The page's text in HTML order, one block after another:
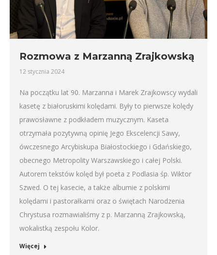
Rozmowa z Marzanną Zrajkowską
12 stycznia 2024
Na początku lat 90. Marzanna i Marek Zrajkowscy wydali
kasetę z białoruskimi kolędami. Były to pierwsze kolędy
prawosławne z podkładem muzycznym. Kaseta
otrzymała pozytywną opinię Jego Ekscelencji Sawy,
ówczesnego Arcybiskupa Białostockiego i Gdańskiego,
obecnego Metropolity Warszawskiego i całej Polski.
Autorem tekstów kolęd był poeta z Podlasia śp. Wiktor
Szwed. O tej kasecie, a także albumie z polskimi
kolędami i pastorałkami oraz o świętach Narodzenia
Chrystusa rozmawialiśmy z p. Marzanną Zrajkowską,
wokalistką zespołu Kolor.
Więcej